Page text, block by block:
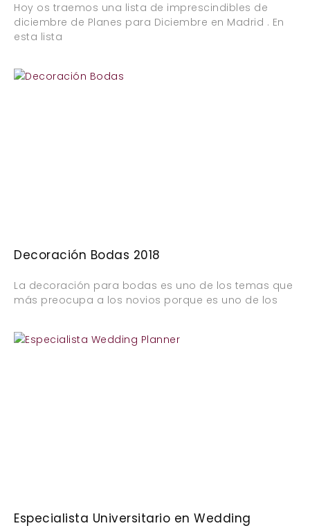
Hoy os traemos una lista de imprescindibles de
diciembre de Planes para Diciembre en Madrid . En
esta lista
Decoración Bodas 2018
La decoración para bodas es uno de los temas que
más preocupa a los novios porque es uno de los
Especialista Universitario en Wedding